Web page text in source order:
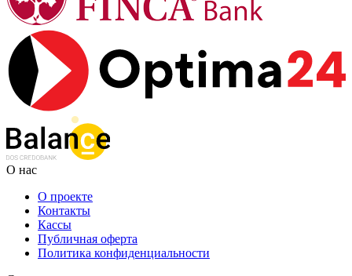
О нас
О проекте
Контакты
Кассы
Публичная оферта
Политика конфиденциальности